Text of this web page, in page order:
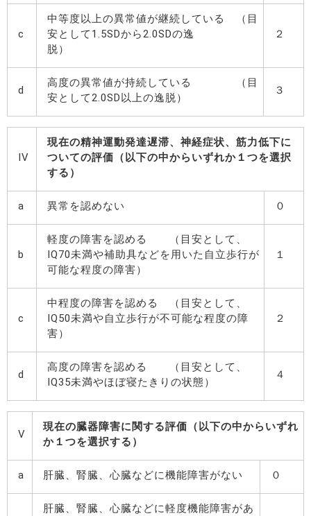
c
中等度以上の異常値が継続している （目
安として1.5SDから2.0SDの逸
脱）
２
d
高度の異常値が持続している （目
安として2.0SD以上の逸脱）
３
IV
現在の精神運動発達遅滞、神経症状、筋力低下に
ついての評価（以下の中からいずれか１つを選択
する）
a 異常を認めない ０
b
軽度の障害を認める （目安として、
IQ70未満や補助具などを用いた自立歩行が
可能な程度の障害）
１
c
中程度の障害を認める （目安として、
IQ50未満や自立歩行が不可能な程度の障
害）
２
d
高度の障害を認める （目安として、
IQ35未満やほぼ寝たきりの状態）
４
V
現在の臓器障害に関する評価（以下の中からいずれ
か１つを選択する）
a 肝臓、腎臓、心臓などに機能障害がない ０
肝臓、腎臓、心臓などに軽度機能障害があ